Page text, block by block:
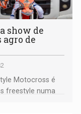
show de
agro de
Motocross é
freestyle numa